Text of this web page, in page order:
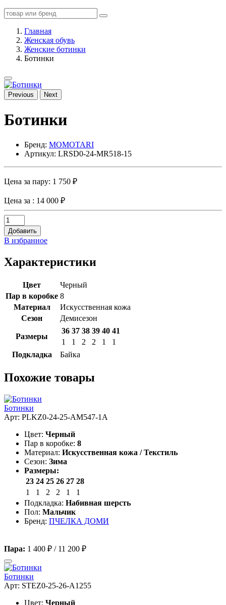
Главная
Женская обувь
Женские ботинки
Ботинки
Previous Next
Ботинки
Бренд: MOMOTARI
Артикул: LRSD0-24-MR518-15
Цена за пару: 1 750 ₽
Цена за : 14 000 ₽
Добавить
В избранное
Характеристики
Цвет
Черный
Пар в коробке 8
Материал
Искусственная кожа
Сезон
Демисезон
Размеры
36 37 38 39 40 41
1
1 2 2 1
1
Подкладка
Байка
Похожие товары
Ботинки
Арт: PLKZ0-24-25-AM547-1A
Цвет: Черный
Пар в коробке: 8
Материал: Искусственная кожа / Текстиль
Сезон: Зима
Размеры:
23 24 25 26 27 28
1
1 2 2 1
1
Подкладка: Набивная шерсть
Пол: Мальчик
Бренд: ПЧЕЛКА ДОМИ
Пара: 1 400 ₽ / 11 200 ₽
Ботинки
Арт: STEZ0-25-26-A1255
Цвет: Черный